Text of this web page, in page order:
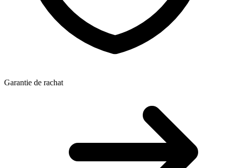
Garantie de rachat